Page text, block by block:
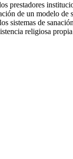
de un modelo
sistemas de
religiosa